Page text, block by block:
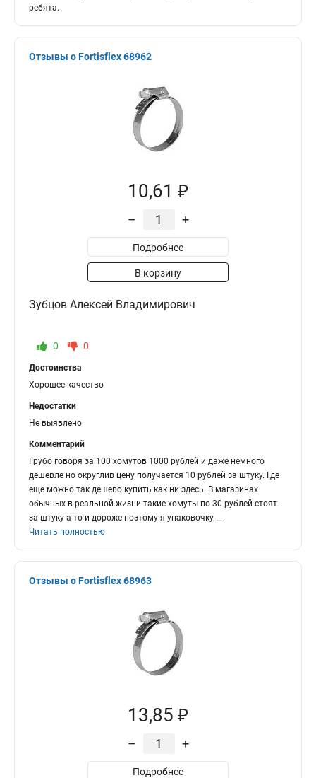
ребята.
Отзывы о Fortisflex 68962
10,61 ₽
– +
Подробнее
В корзину
Зубцов Алексей Владимирович
0 0
Достоинства
Хорошее качество
Недостатки
Не выявлено
Комментарий
Грубо говоря за 100 хомутов 1000 рублей и даже немного
дешевле но округлив цену получается 10 рублей за штуку. Где
еще можно так дешево купить как ни здесь. В магазинах
обычных в реальной жизни такие хомуты по 30 рублей стоят
за штуку а то и дороже поэтому я упаковочку ...
Читать полностью
Отзывы о Fortisflex 68963
13,85 ₽
– +
Подробнее